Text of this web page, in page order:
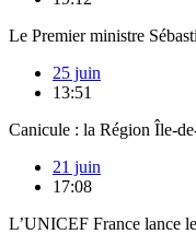
Le Premier ministre
25 juin
13:51
Canicule : la Région Île-
21 juin
17:08
L’UNICEF France lance